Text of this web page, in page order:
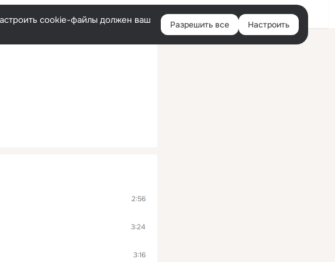
Войти
cookie-файлы должен ваш
Разрешить все Настроить
2:56
3:24
3:16